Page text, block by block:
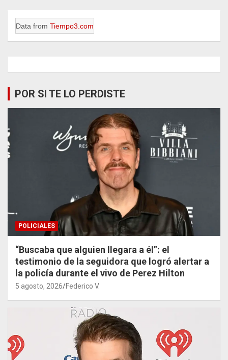
Data from Tiempo3.com
POR SI TE LO PERDISTE
POLICIALES
“Buscaba que alguien llegara a él”: el
testimonio de la seguidora que logró alertar a
la policía durante el vivo de Perez Hilton
5 agosto, 2026 Federico V.